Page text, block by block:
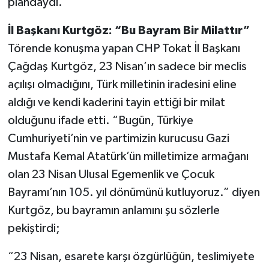
İl Başkanı Kurtgöz: “Bu Bayram Bir Milattır”
Törende konuşma yapan CHP Tokat İl Başkanı
Çağdaş Kurtgöz, 23 Nisan’ın sadece bir meclis
açılışı olmadığını, Türk milletinin iradesini eline
aldığı ve kendi kaderini tayin ettiği bir milat
olduğunu ifade etti. “Bugün, Türkiye
Cumhuriyeti’nin ve partimizin kurucusu Gazi
Mustafa Kemal Atatürk’ün milletimize armağanı
olan 23 Nisan Ulusal Egemenlik ve Çocuk
Bayramı’nın 105. yıl dönümünü kutluyoruz.” diyen
Kurtgöz, bu bayramın anlamını şu sözlerle
pekiştirdi;
“23 Nisan, esarete karşı özgürlüğün, teslimiyete